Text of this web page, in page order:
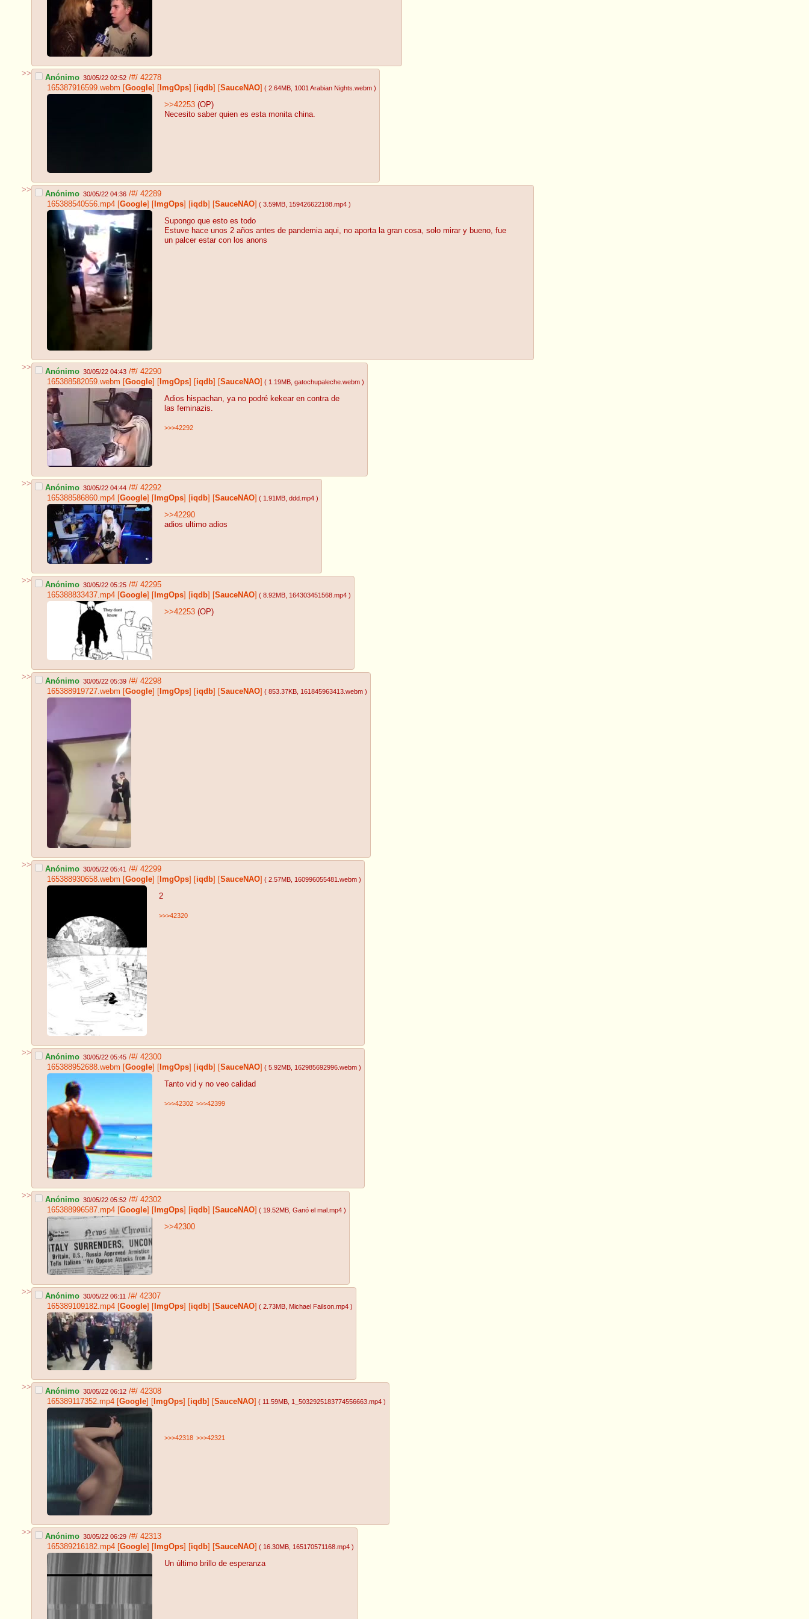
>> Anónimo 30/05/22 02:52 /#/ 42278
165387916599.webm [Google] [ ImgOps] [iqdb] [SauceNAO] ( 2.64MB , 1001 Arabian Nights.webm )
>>42253 (OP)
Necesito saber quien es esta monita china.
>> Anónimo 30/05/22 04:36 /#/ 42289
165388540556.mp4 [Google] [ ImgOps] [iqdb] [SauceNAO] ( 3.59MB , 159426622188.mp4 )
Supongo que esto es todo
Estuve hace unos 2 años antes de pandemia aqui, no aporta la gran cosa, solo mirar y bueno, fue
un palcer estar con los anons
>> Anónimo 30/05/22 04:43 /#/ 42290
165388582059.webm [Google] [ ImgOps] [iqdb] [SauceNAO] ( 1.19MB , gatochupaleche.webm )
Adios hispachan, ya no podré kekear en contra de
las feminazis.
>>>42292
>> Anónimo 30/05/22 04:44 /#/ 42292
165388586860.mp4 [Google] [ ImgOps] [iqdb] [SauceNAO] ( 1.91MB , ddd.mp4 )
>>42290
adios ultimo adios
>> Anónimo 30/05/22 05:25 /#/ 42295
165388833437.mp4 [Google] [ ImgOps] [iqdb] [SauceNAO] ( 8.92MB , 164303451568.mp4 )
>>42253 (OP)
>> Anónimo 30/05/22 05:39 /#/ 42298
165388919727.webm [Google] [ ImgOps] [iqdb] [SauceNAO] ( 853.37KB , 161845963413.webm )
>> Anónimo 30/05/22 05:41 /#/ 42299
165388930658.webm [Google] [ ImgOps] [iqdb] [SauceNAO] ( 2.57MB , 160996055481.webm )
2
>>>42320
>> Anónimo 30/05/22 05:45 /#/ 42300
165388952688.webm [Google] [ ImgOps] [iqdb] [SauceNAO] ( 5.92MB , 162985692996.webm )
Tanto vid y no veo calidad
>>>42302 >>>42399
>> Anónimo 30/05/22 05:52 /#/ 42302
165388996587.mp4 [Google] [ ImgOps] [iqdb] [SauceNAO] ( 19.52MB , Ganó el mal.mp4 )
>>42300
>> Anónimo 30/05/22 06:11 /#/ 42307
165389109182.mp4 [Google] [ ImgOps] [iqdb] [SauceNAO] ( 2.73MB , Michael Failson.mp4 )
>> Anónimo 30/05/22 06:12 /#/ 42308
165389117352.mp4 [Google] [ ImgOps] [iqdb] [SauceNAO] ( 11.59MB , 1_5032925183774556663.mp4 )
>>>42318 >>>42321
>> Anónimo 30/05/22 06:29 /#/ 42313
165389216182.mp4 [Google] [ ImgOps] [iqdb] [SauceNAO] ( 16.30MB , 165170571168.mp4 )
Un último brillo de esperanza